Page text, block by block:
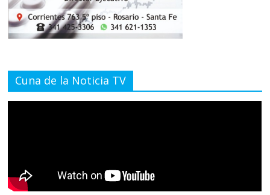
Cuna de la Noticia TV